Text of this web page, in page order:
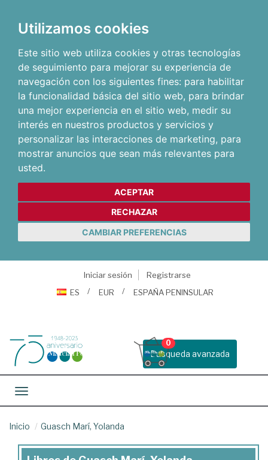
Utilizamos cookies
Este sitio web utiliza cookies y otras tecnologías
de seguimiento para mejorar su experiencia de
navegación con los siguientes fines: para habilitar
la funcionalidad básica del sitio web, para brindar
una mejor experiencia en el sitio web, medir su
interés en nuestros productos y servicios y
personalizar las interacciones de marketing, para
mostrar anuncios que sean más relevantes para
usted.
ACEPTAR
RECHAZAR
CAMBIAR PREFERENCIAS
Iniciar sesión
Registrarse
ES
EUR ESPAÑA PENINSULAR
Busqueda avanzada
0
Toggle navigation
Inicio Guasch Marí, Yolanda